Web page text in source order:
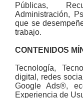
Públicas,
Administración,
que se
trabajo.
CONTENIDOS
Tecnología,
digital, redes
Google Ads®,
Experiencia de